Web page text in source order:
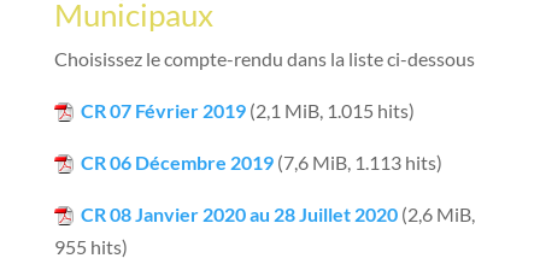
Municipaux
Choisissez le compte-rendu dans la liste ci-dessous
CR 07 Février 2019(2,1 MiB, 1.015 hits)
CR 06 Décembre 2019(7,6 MiB, 1.113 hits)
CR 08 Janvier 2020 au 28 Juillet 2020(2,6 MiB,
955 hits)